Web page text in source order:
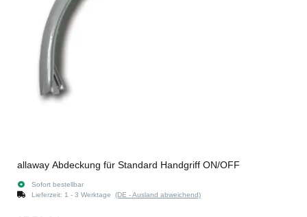
allaway Abdeckung für Standard Handgriff ON/OFF
Sofort bestellbar
Lieferzeit: 1 - 3 Werktage (DE - Ausland abweichend)